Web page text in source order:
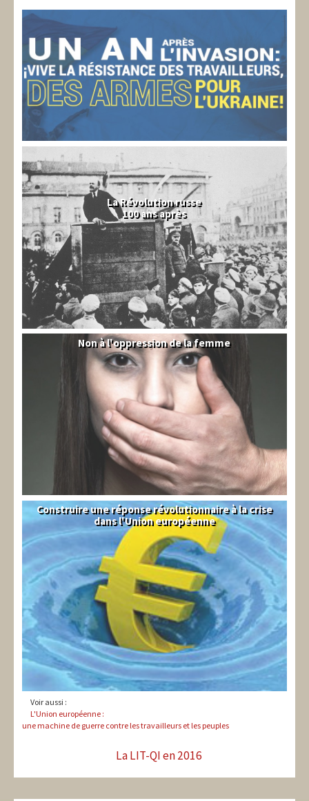
La Révolution russe
100 ans après
Syrie
Non à l'oppression de la femme
Syndical
Construire une réponse révolutionnaire à la crise
dans l'Union européenne
Voir aussi :
L'Union européenne :
une machine de guerre contre les travailleurs et les peuples
La LIT-QI en 2016